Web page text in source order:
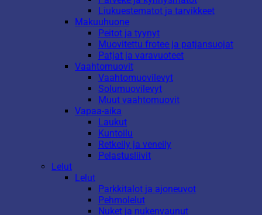
Liukuestematot ja tarvikkeet
Makuuhuone
Peitot ja tyynyt
Muovitettu frotee ja patjansuojat
Patjat ja varavuoteet
Vaahtomuovit
Vaahtomuovilevyt
Solumuovilevyt
Muut vaahtomuovit
Vapaa-aika
Laukut
Kuntoilu
Retkeily ja veneily
Pelastusliivit
Lelut
Lelut
Parkkitalot ja ajoneuvot
Pehmolelut
Nuket ja nukenvaunut